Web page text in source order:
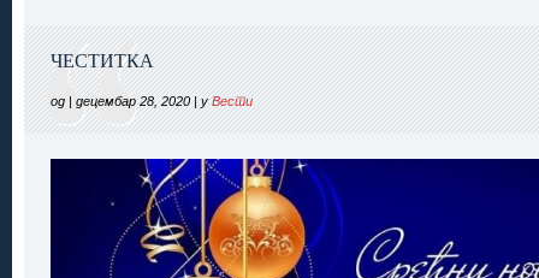
ЧЕСТИТКА
од | децембар 28, 2020 | уВести